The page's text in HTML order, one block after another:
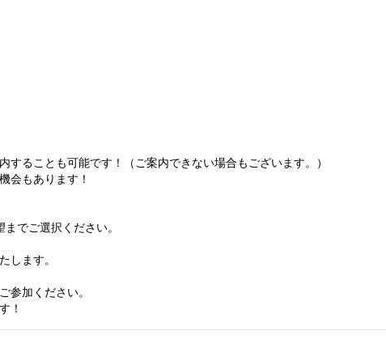
ることも可能です！（ご案内できない場合もございます。）
会もあります！
でご選択ください。
します。
参加ください。
！